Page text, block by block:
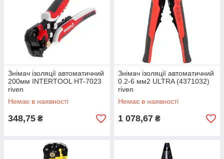
Знімач ізоляції автоматичний
200мм INTERTOOL HT-7023
riven
Немає в наявності
348,75 ₴
Знімач ізоляції автоматичний
0.2-6 мм2 ULTRA (4371032)
riven
Немає в наявності
1 078,67 ₴